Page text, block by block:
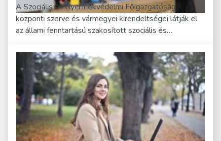
A Szociális és Gyermekvédelmi Főigazgatóság
központi szerve és vármegyei kirendeltségei látják el
az állami fenntartású szakosított szociális és…